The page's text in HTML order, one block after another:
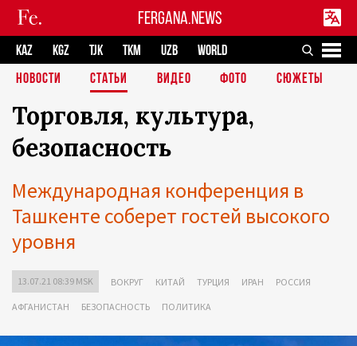
FERGANA.NEWS
KAZ KGZ TJK TKM UZB
WORLD
НОВОСТИ
СТАТЬИ ВИДЕО ФОТО СЮЖЕТЫ
Торговля, культура,
безопасность
Международная конференция в
Ташкенте соберет гостей высокого
уровня
13.07.21 08:39 MSK ВОКРУГ КИТАЙ ТУРЦИЯ ИРАН РОССИЯ
АФГАНИСТАН БЕЗОПАСНОСТЬ ПОЛИТИКА